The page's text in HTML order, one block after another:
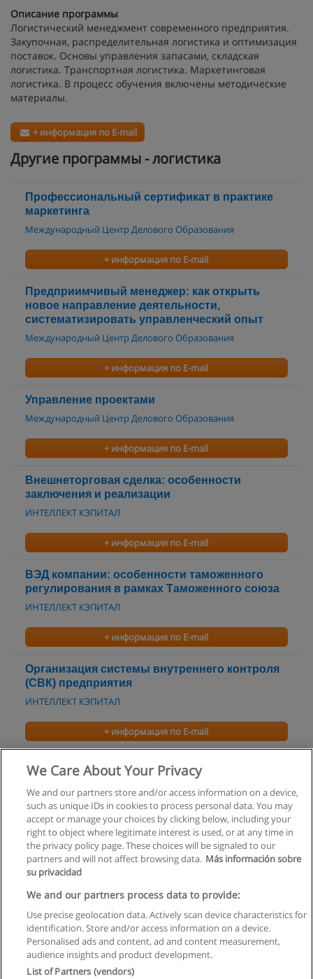
Описание программы
Логистический менеджмент современного предприятия.
Закупочная, распределительная логистика и оптимизация
поставок. Основы управления запасами, складская
логистика. Транспортная логистика. Маркетинговая
логистика. В процесс обучения включены методические
материалы.
+ информация по E-mail
Другие программы - логистика
Профессиональный сертификат в практике
маркетинга
Международный Центр Делового Образования
+ информация по E-mail
Предприимчивый менеджер: как открыть
новое направление деятельности,
систематизировать управленческий опыт
Международный Центр Делового Образования
+ информация по E-mail
Управление проектами
Международный Центр Делового Образования
+ информация по E-mail
Внешнеторговая сделка: особенности
заключения и реализации
ИНТЕЛЛЕКТ КЭПИТАЛ
+ информация по E-mail
ВЭД компании: особенности таможенного
регулирования в рамках Таможенного союза
ИНТЕЛЛЕКТ КЭПИТАЛ
+ информация по E-mail
Организация системы внутреннего контроля
(СВК) предприятия
ИНТЕЛЛЕКТ КЭПИТАЛ
+ информация по E-mail
Тренинг Влияния и противостояния влиянию
Центр Психологии Управления "Премьер"
+ информация по E-mail
Правила пользования
Конфиденциальность информации
Напишите Educaedu
Copyright © Educaedu Business S.L. - CIF : B-95610580: -
We Care About Your Privacy
We and our partners store and/or access information on a device,
such as unique IDs in cookies to process personal data. You may
accept or manage your choices by clicking below, including your
right to object where legitimate interest is used, or at any time in
the privacy policy page. These choices will be signaled to our
partners and will not affect browsing data. Más información sobre
su privacidad
We and our partners process data to provide:
Use precise geolocation data. Actively scan device characteristics for
identification. Store and/or access information on a device.
Personalised ads and content, ad and content measurement,
audience insights and product development.
List of Partners (vendors)